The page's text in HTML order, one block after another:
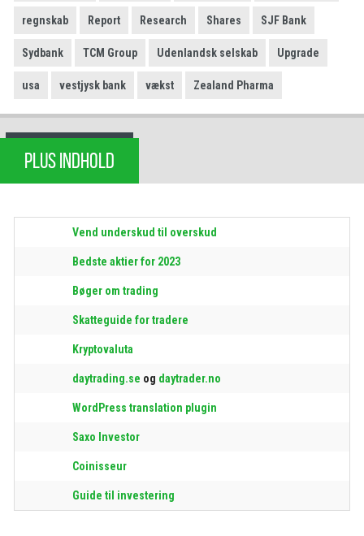
regnskab Report Research Shares SJF Bank
Sydbank TCM Group Udenlandsk selskab Upgrade
usa vestjysk bank vækst Zealand Pharma
PLUS INDHOLD
Vend underskud til overskud
Bedste aktier for 2023
Bøger om trading
Skatteguide for tradere
Kryptovaluta
daytrading.se og daytrader.no
WordPress translation plugin
Saxo Investor
Coinisseur
Guide til investering